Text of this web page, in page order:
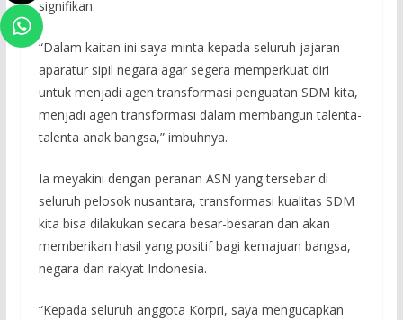
signifikan.
“Dalam kaitan ini saya minta kepada seluruh jajaran
aparatur sipil negara agar segera memperkuat diri
untuk menjadi agen transformasi penguatan SDM kita,
menjadi agen transformasi dalam membangun talenta-
talenta anak bangsa,” imbuhnya.
Ia meyakini dengan peranan ASN yang tersebar di
seluruh pelosok nusantara, transformasi kualitas SDM
kita bisa dilakukan secara besar-besaran dan akan
memberikan hasil yang positif bagi kemajuan bangsa,
negara dan rakyat Indonesia.
“Kepada seluruh anggota Korpri, saya mengucapkan